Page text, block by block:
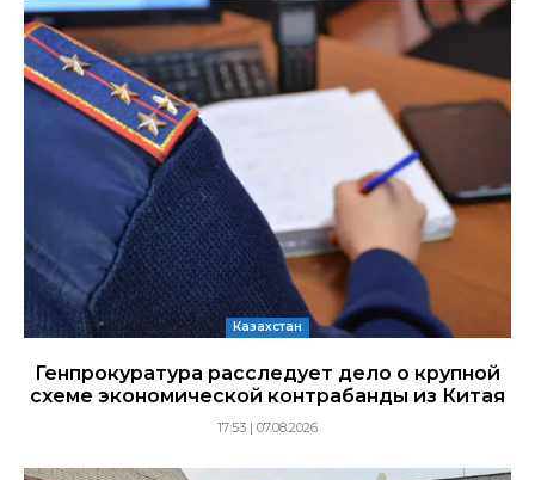
Казахстан
Генпрокуратура расследует дело о крупной
схеме экономической контрабанды из Китая
17:53 | 07.08.2026